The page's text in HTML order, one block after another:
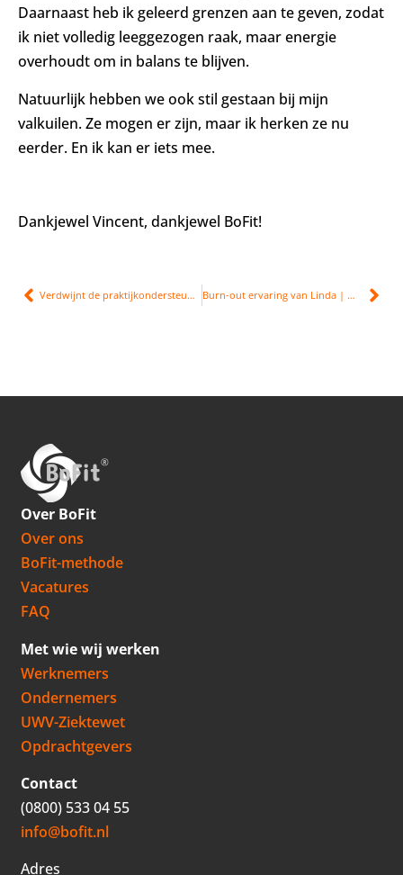
Daarnaast heb ik geleerd grenzen aan te geven, zodat
ik niet volledig leeggezogen raak, maar energie
overhoudt om in balans te blijven.
Natuurlijk hebben we ook stil gestaan bij mijn
valkuilen. Ze mogen er zijn, maar ik herken ze nu
eerder. En ik kan er iets mee.
Dankjewel Vincent, dankjewel BoFit!
Verdwijnt de praktijkondersteuner (POH) bij burn-out? Burn-out ervaring van Linda | moe, emotioneel en hoofdpijn
Over BoFit
Over ons
BoFit-methode
Vacatures
FAQ
Met wie wij werken
Werknemers
Ondernemers
UWV-Ziektewet
Opdrachtgevers
Contact
(0800) 533 04 55
info@bofit.nl
Adres